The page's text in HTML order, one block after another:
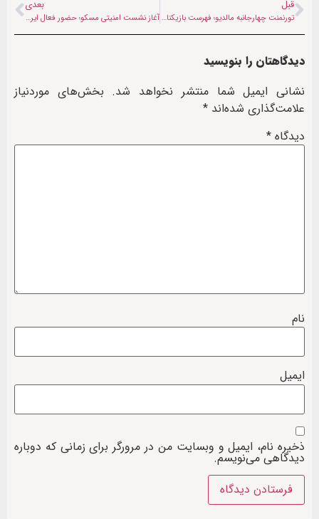
قبل
تورنمنت چهارجانبه مالدیو؛ فهرست بازیکنان تیم ملی فوتبال افغانستان اعلام شد
بعدی
آغاز نشست امنیتی مسکو؛ حضور فعال ایران در جمع ۱۲۰ هیأت عالی‌رتبه
دیدگاهتان را بنویسید
نشانی ایمیل شما منتشر نخواهد شد. بخش‌های موردنیاز
علامت‌گذاری شده‌اند *
دیدگاه *
نام
ایمیل
ذخیره نام، ایمیل و وبسایت من در مرورگر برای زمانی که دوباره
دیدگاهی می‌نویسم.